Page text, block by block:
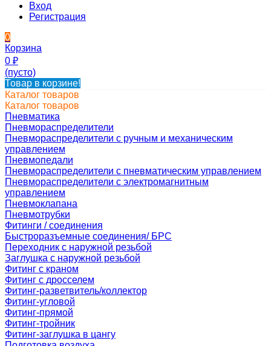
Вход
Регистрация
0
Корзина
0 ₽
(пусто)
Товар в корзине!
Каталог товаров
Каталог товаров
Пневматика
Пневмораспределители
Пневмораспределители с ручным и механическим
управлением
Пневмопедали
Пневмораспределители с пневматическим управлением
Пневмораспределители с электромагнитным
управлением
Пневмоклапана
Пневмотрубки
Фитинги / соединения
Быстроразъемные соединения/ БРС
Переходник с наружной резьбой
Заглушка с наружной резьбой
Фитинг с краном
Фитинг с дросселем
Фитинг-разветвитель/коллектор
Фитинг-угловой
Фитинг-прямой
Фитинг-тройник
Фитинг-заглушка в цангу